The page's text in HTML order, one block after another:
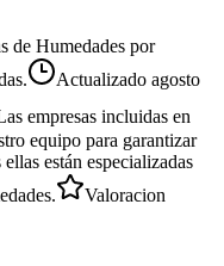
de Humedades por
Actualizado agosto
empresas incluidas en
equipo para garantizar
están especializadas
Valoracion